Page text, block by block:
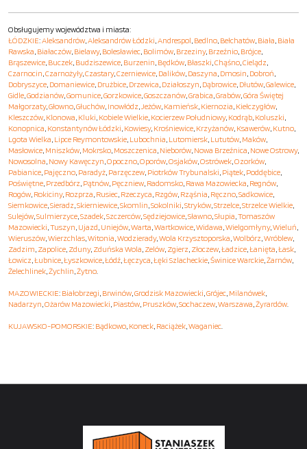
Obsługujemy województwa i miasta:
ŁÓDZKIE:Aleksandrów,Aleksandrów Łódzki,Andrespol, Bedlno, Bełchatów, Biała, Biała
Rawska, Białaczów, Bielawy, Bolesławiec, Bolimów, Brzeziny, Brzeźnio, Brójce,
Brąszewice, Buczek, Budziszewice, Burzenin, Będków, Błaszki,Chąśno,Cielądz,
Czarnocin,Czarnożyły,Czastary,Czerniewice, Dalików, Daszyna, Dmosin, Dobroń,
Dobryszyce, Domaniewice, Drużbice, Drzewica, Działoszyn, Dąbrowice, Dłutów,Galewice,
Gidle,Godzianów,Gomunice,Gorzkowice,Goszczanów,Grabica,Grabów,Góra Świętej
Małgorzaty,Głowno,Głuchów, Inowłódz,Jeżów, Kamieńsk, Kiernozia, Kiełczygłów,
Kleszczów, Klonowa, Kluki, Kobiele Wielkie, Kocierzew Południowy, Kodrąb, Koluszki,
Konopnica, Konstantynów Łódzki, Kowiesy, Krośniewice, Krzyżanów, Ksawerów, Kutno,
Lgota Wielka, Lipce Reymontowskie, Lubochnia, Lutomiersk, Lututów, Maków,
Masłowice, Mniszków, Mokrsko, Moszczenica, Nieborów, Nowa Brzeźnica, Nowe Ostrowy,
Nowosolna, Nowy Kawęczyn,Opoczno,Oporów,Osjaków,Ostrówek,Ozorków,
Pabianice, Pajęczno, Paradyż, Parzęczew, Piotrków Trybunalski, Piątek, Poddębice,
Poświętne, Przedbórz, Pątnów, Pęczniew, Radomsko, Rawa Mazowiecka, Regnów,
Rogów, Rokiciny, Rozprza, Rusiec, Rzeczyca, Rzgów, Rząśnia, Ręczno,Sadkowice,
Siemkowice,Sieradz,Skierniewice,Skomlin,Sokolniki,Stryków,Strzelce,Strzelce Wielkie,
Sulejów,Sulmierzyce,Szadek,Szczerców,Sędziejowice,Sławno,Słupia,Tomaszów
Mazowiecki,Tuszyn, Ujazd, Uniejów,Warta,Wartkowice,Widawa,Wielgomłyny,Wieluń,
Wieruszów,Wierzchlas,Witonia,Wodzierady,Wola Krzysztoporska,Wolbórz,Wróblew,
Zadzim, Zapolice, Zduny, Zduńska Wola, Zelów, Zgierz, Złoczew,Ładzice,Łanięta,Łask,
Łowicz,Łubnice,Łyszkowice,Łódź,Łęczyca,Łęki Szlacheckie,Świnice Warckie,Żarnów,
Żelechlinek,Żychlin,Żytno.
MAZOWIECKIE: Białobrzegi, Brwinów,Grodzisk Mazowiecki,Grójec, Milanówek,
Nadarzyn,Ożarów Mazowiecki, Piastów, Pruszków,Sochaczew,Warszawa,Żyrardów.
KUJAWSKO-POMORSKIE: Bądkowo, Koneck, Raciążek,Waganiec.